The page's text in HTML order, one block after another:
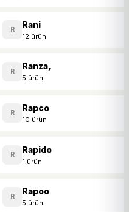
R Rani
12 ürün
R Ranza,
5 ürün
R Rapco
10 ürün
R Rapido
1 ürün
R Rapoo
5 ürün